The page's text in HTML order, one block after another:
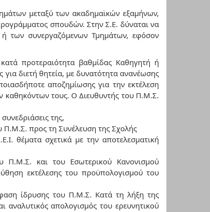
μεταξύ των ακαδημαϊκών εξαμήνων,
σπουδών. Στην Σ.Ε. δύναται να
ή των συνεργαζόμενων Τμημάτων, εφόσον
προτεραιότητα βαθμίδας Καθηγητή ή
διετή θητεία, με δυνατότητα ανανέωσης
αποζημίωσης για την εκτέλεση
καθηκόντων τους. Ο Διευθυντής του Π.Μ.Σ.
της,
Π.Μ.Σ. προς τη Συνέλευση της Σχολής
θέματα σχετικά με την αποτελεσματική
και του Εσωτερικού Κανονισμού
εκτέλεσης του προϋπολογισμού του
ίδρυσης του Π.Μ.Σ. Κατά τη λήξη της
αναλυτικός απολογισμός του ερευνητικού